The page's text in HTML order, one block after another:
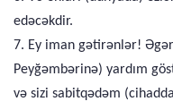
edəcəkdir.
7. Ey iman gətirənlər!
Peyğəmbərinə) yardım
və sizi sabitqədəm